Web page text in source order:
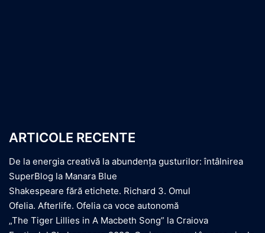
ARTICOLE RECENTE
De la energia creativă la abundența gusturilor: întâlnirea
SuperBlog la Manara Blue
Shakespeare fără etichete. Richard 3. Omul
Ofelia. Afterlife. Ofelia ca voce autonomă
„The Tiger Lillies in A Macbeth Song” la Craiova